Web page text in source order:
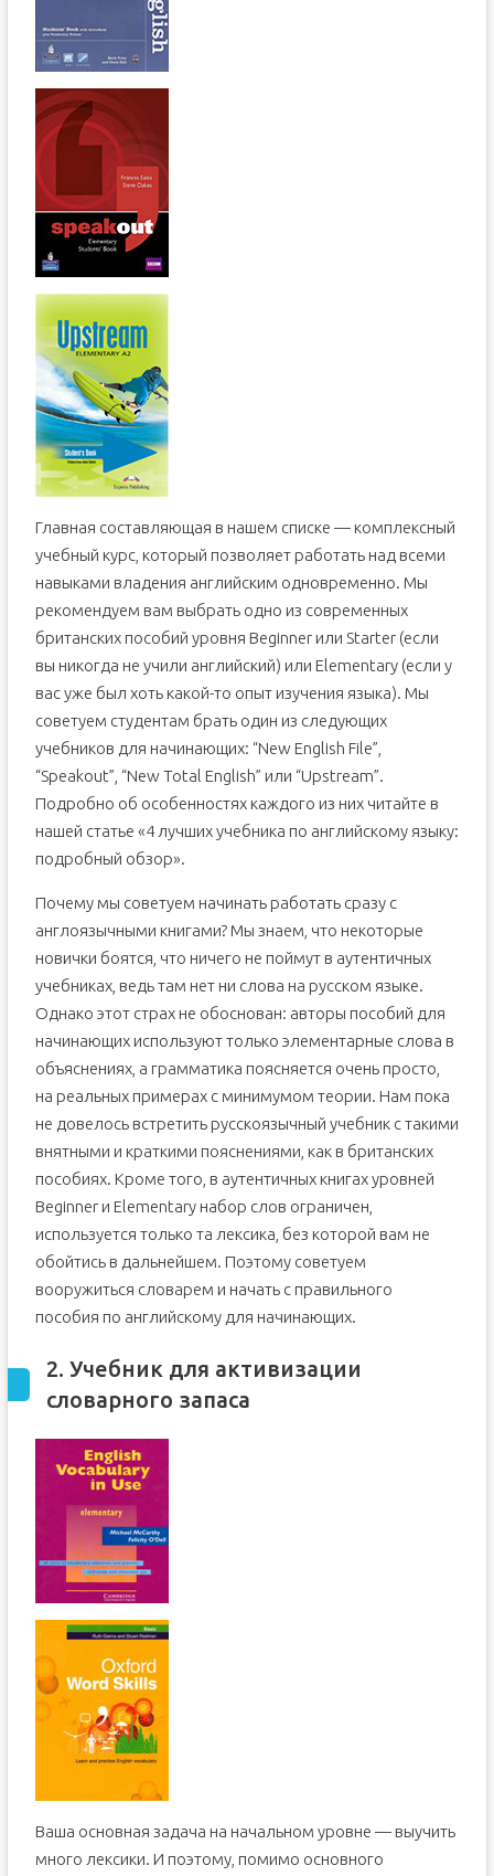
Главная составляющая в нашем списке — комплексный
учебный курс, который позволяет работать над всеми
навыками владения английским одновременно. Мы
рекомендуем вам выбрать одно из современных
британских пособий уровня Beginner или Starter (если
вы никогда не учили английский) или Elementary (если у
вас уже был хоть какой-то опыт изучения языка). Мы
советуем студентам брать один из следующих
учебников для начинающих: “New English File”,
“Speakout”, “New Total English” или “Upstream”.
Подробно об особенностях каждого из них читайте в
нашей статье «4 лучших учебника по английскому языку:
подробный обзор».
Почему мы советуем начинать работать сразу с
англоязычными книгами? Мы знаем, что некоторые
новички боятся, что ничего не поймут в аутентичных
учебниках, ведь там нет ни слова на русском языке.
Однако этот страх не обоснован: авторы пособий для
начинающих используют только элементарные слова в
объяснениях, а грамматика поясняется очень просто,
на реальных примерах с минимумом теории. Нам пока
не довелось встретить русскоязычный учебник с такими
внятными и краткими пояснениями, как в британских
пособиях. Кроме того, в аутентичных книгах уровней
Beginner и Elementary набор слов ограничен,
используется только та лексика, без которой вам не
обойтись в дальнейшем. Поэтому советуем
вооружиться словарем и начать с правильного
пособия по английскому для начинающих.
2. Учебник для активизации
словарного запаса
Ваша основная задача на начальном уровне — выучить
много лексики. И поэтому, помимо основного